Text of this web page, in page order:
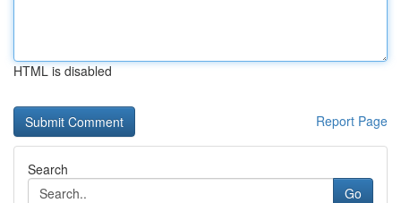
HTML is disabled
Report Page
Search
Go